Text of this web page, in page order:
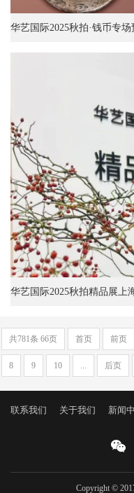
华艺国际2025秋拍·钱币专
华艺国际2025秋拍精品展上
共781条 66页 首页 前页
8 9 10 后页
联系我们 关于我们 新闻
Copyright ©